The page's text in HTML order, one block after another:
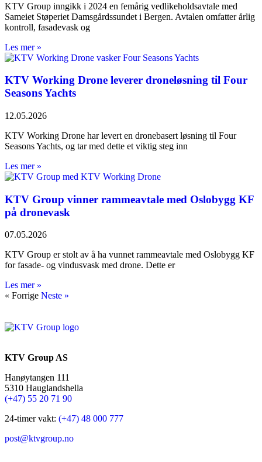
KTV Group inngikk i 2024 en femårig vedlikeholdsavtale med
Sameiet Støperiet Damsgårdssundet i Bergen. Avtalen omfatter årlig
kontroll, fasadevask og
Les mer »
KTV Working Drone leverer droneløsning til Four
Seasons Yachts
12.05.2026
KTV Working Drone har levert en dronebasert løsning til Four
Seasons Yachts, og tar med dette et viktig steg inn
Les mer »
KTV Group vinner rammeavtale med Oslobygg KF
på dronevask
07.05.2026
KTV Group er stolt av å ha vunnet rammeavtale med Oslobygg KF
for fasade- og vindusvask med drone. Dette er
Les mer »
« Forrige Neste »
KTV Group AS
Hanøytangen 111
5310 Hauglandshella
(+47) 55 20 71 90
24-timer vakt: (+47) 48 000 777
post@ktvgroup.no